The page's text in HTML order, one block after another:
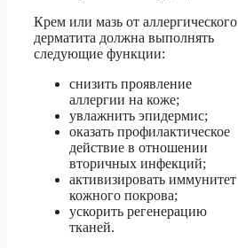
Крем или мазь от аллергического
дерматита должна выполнять
следующие функции:
снизить проявление
аллергии на коже;
увлажнить эпидермис;
оказать профилактическое
действие в отношении
вторичных инфекций;
активизировать иммунитет
кожного покрова;
ускорить регенерацию
тканей.